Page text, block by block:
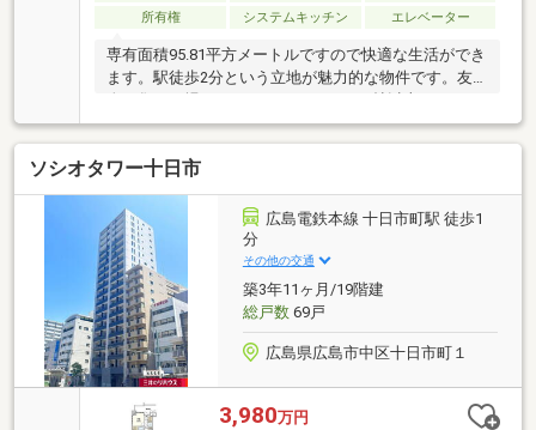
所有権
システムキッチン エレベーター
専有面積95.81平方メートルですので快適な生活ができ
ます。駅徒歩2分という立地が魅力的な物件です。友
なっております。バルコニーの広さが16.64㎡の物件で
す。洗濯物がよく乾く南東向きがオススメポイントで
す。駐輪場が利用できるので、自転車の盗難の心配が
ありません。動線を意識したデザインのシステムキッ
チン付きで作業能率が上がります。
ソシオタワー十日市
広島電鉄本線 十日市町駅 徒歩1
分
その他の交通
築3年11ヶ月/19階建
総戸数69戸
広島県広島市中区十日市町１
3,980万円